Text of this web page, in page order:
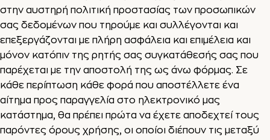
στην αυστηρή πολιτική προστασίας των προσωπικών
σας δεδομένων που τηρούμε και συλλέγονται και
επεξεργάζονται με πλήρη ασφάλεια και επιμέλεια και
μόνον κατόπιν της ρητής σας συγκατάθεσής σας που
παρέχεται με την αποστολή της ως άνω φόρμας. Σε
κάθε περίπτωση κάθε φορά που αποστέλλετε ένα
αίτημα προς παραγγελία στο ηλεκτρονικό μας
κατάστημα, θα πρέπει πρώτα να έχετε αποδεχτεί τους
παρόντες όρους χρήσης, οι οποίοι διέπουν τις μεταξύ